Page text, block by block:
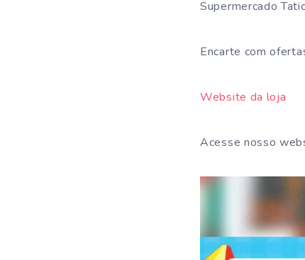
Supermercado
Encarte com
Website da loja
Acesse nosso